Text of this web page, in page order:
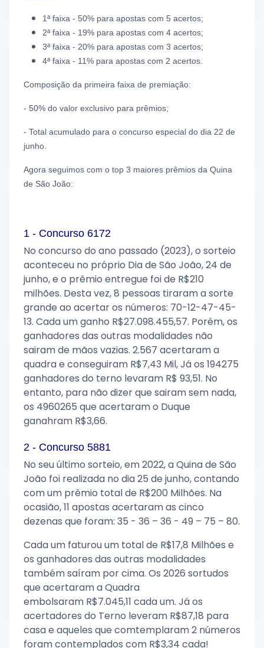
1ª faixa - 50% para apostas com 5 acertos;
2ª faixa - 19% para apostas com 4 acertos;
3ª faixa - 20% para apostas com 3 acertos;
4ª faixa - 11% para apostas com 2 acertos.
Composição da primeira faixa de premiação:
- 50% do valor exclusivo para prêmios;
- Total acumulado para o concurso especial do dia 22 de
junho.
Agora seguimos com o top 3 maiores prêmios da Quina
de São João:
1 - Concurso 6172
No concurso do ano passado (2023), o sorteio
aconteceu no próprio Dia de São João, 24 de
junho, e o prêmio entregue foi de R$210
milhões. Desta vez, 8 pessoas tiraram a sorte
grande ao acertar os números: 70-12-47-45-
13. Cada um ganho R$27.098.455,57. Porém, os
ganhadores das outras modalidades não
sairam de mãos vazias. 2.567 acertaram a
quadra e conseguiram R$7,43 Mil, Já os 194275
ganhadores do terno levaram R$ 93,51. No
entanto, para não dizer que sairam sem nada,
os 4960265 que acertaram o Duque
ganahram R$3,66.
2 - Concurso 5881
No seu último sorteio, em 2022, a Quina de São
João foi realizada no dia 25 de junho, contando
com um prêmio total de R$200 Milhões. Na
ocasião, 11 apostas acertaram as cinco
dezenas que foram: 35 - 36 – 36 - 49 – 75 – 80.
Cada um faturou um total de R$17,8 Milhões e
os ganhadores das outras modalidades
também saíram por cima. Os 2026 sortudos
que acertaram a Quadra
embolsaram R$7.045,11 cada um. Já os
acertadores do Terno leveram R$87,18 para
casa e aqueles que comtemplaram 2 números
foram contemplados com R$3,34 cada!